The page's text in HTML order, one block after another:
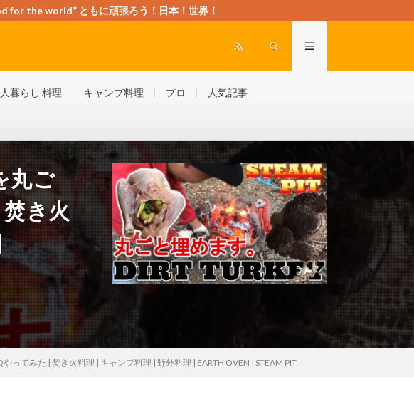
the world” ともに頑張ろう！日本！世界！
暮らし 料理 キャンプ料理 プロ 人気記事
丸ご
き火
てみた | 焚き火料理 | キャンプ料理 | 野外料理 | EARTH OVEN | STEAM PIT